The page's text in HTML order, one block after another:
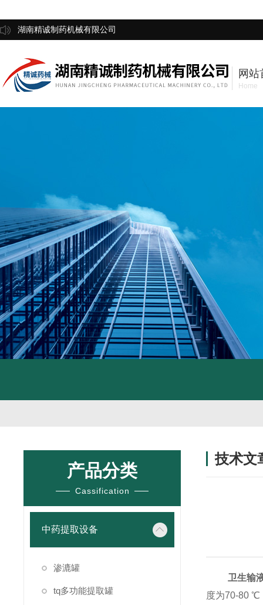
湖南精诚制药机械有限公司
网站
Home
技术文
卫生输
度为70-80 ℃
产品分类
Cassification
中药提取设备
渗漉罐
tq多功能提取罐